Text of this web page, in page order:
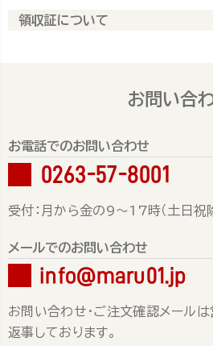
領収証について
お問い合
お電話でのお問い合わせ
0263-57-8001
受付：月から金の9～17時（土日祝
メールでのお問い合わせ
info@maru01.jp
お問い合わせ・ご注文確認メール
返事しております。